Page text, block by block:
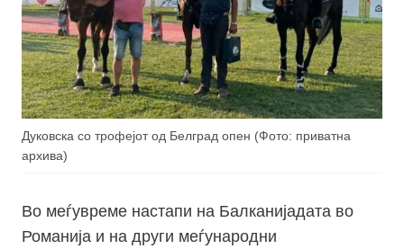
Дуковска со трофејот од Белград опен (Фото: приватна
архива)
Во меѓувреме настапи на Балканијадата во
Романија и на други меѓународни